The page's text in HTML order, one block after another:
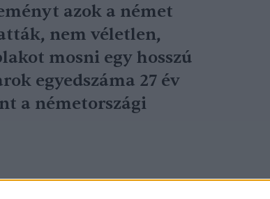
azok a német
nem véletlen,
mosni egy hosszú
egyedszáma 27 év
a németországi